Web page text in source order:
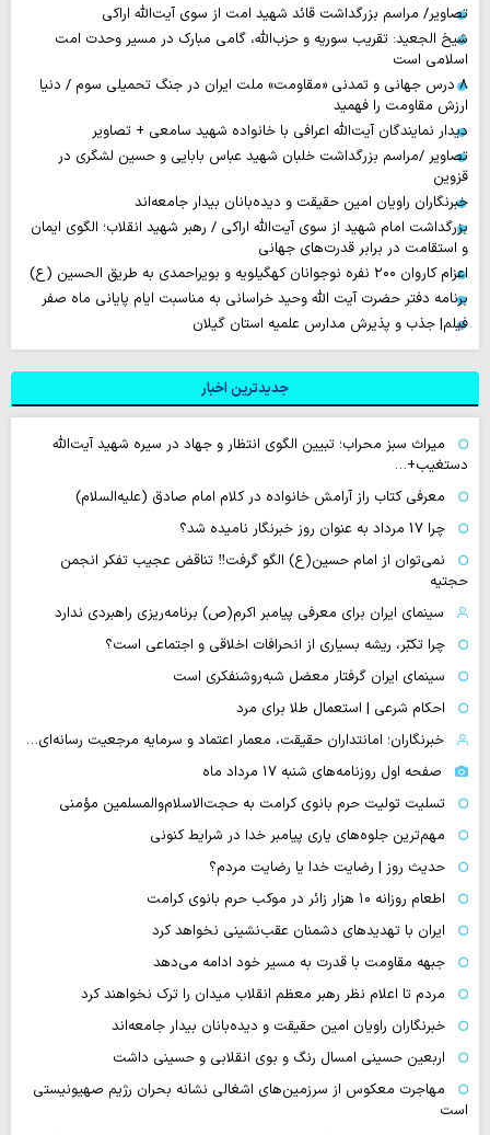
تصاویر/ مراسم بزرگداشت قائد شهید امت از سوی آیت‌الله اراکی
شیخ الجعید: تقریب سوریه و حزب‌الله، گامی مبارک در مسیر وحدت امت
اسلامی است
۸ درس جهانی و تمدنی «مقاومت» ملت ایران در جنگ تحمیلی سوم / دنیا
ارزش مقاومت را فهمید
دیدار نمایندگان آیت‌الله اعرافی با خانواده شهید سامعی + تصاویر
تصاویر /مراسم بزرگداشت خلبان شهید عباس بابایی و حسین لشگری در
قزوین
خبرنگاران راویان امین حقیقت و دیده‌بانان بیدار جامعه‌اند
بزرگداشت امام شهید از سوی آیت‌الله اراکی / رهبر شهید انقلاب؛ الگوی ایمان
و استقامت در برابر قدرت‌های جهانی
اعزام کاروان ۲۰۰ نفره نوجوانان کهگیلویه و بویراحمدی به طریق الحسین (ع)
برنامه دفتر حضرت آیت الله وحید خراسانی به مناسبت ایام پایانی ماه صفر
فیلم| جذب و پذیرش مدارس علمیه استان گیلان
جدیدترین اخبار
میراث سبز محراب؛ تبیین الگوی انتظار و جهاد در سیره شهید آیت‌الله
دستغیب+…
معرفی کتاب راز آرامش خانواده در کلام امام صادق (علیه‌السلام)
چرا 17 مرداد به عنوان روز خبرنگار نامیده شد؟
نمی‌توان از امام حسین(ع) الگو گرفت‼ تناقض عجیب تفکر انجمن
حجتیه
سینمای ایران برای معرفی پیامبر اکرم(ص) برنامه‌ریزی راهبردی ندارد
چرا تکبّر، ریشه بسیاری از انحرافات اخلاقی و اجتماعی است؟
سینمای ایران گرفتار معضل شبه‌روشنفکری است
احکام شرعی | استعمال طلا برای مرد
خبرنگاران؛ امانتداران حقیقت، معمار اعتماد و سرمایه مرجعیت رسانه‌ای…
صفحه اول روزنامه‌های شنبه ۱۷ مرداد ماه
تسلیت تولیت حرم بانوی کرامت به حجت‌الاسلام‌والمسلمین مؤمنی
مهم‌ترین جلوه‌های یاری پیامبر خدا در شرایط کنونی
حدیث روز | رضایت خدا یا رضایت مردم؟
اطعام روزانه ۱۰ هزار زائر در موکب حرم بانوی کرامت
ایران با تهدیدهای دشمنان عقب‌نشینی نخواهد کرد
جبهه مقاومت با قدرت به مسیر خود ادامه می‌دهد
مردم تا اعلام نظر رهبر معظم انقلاب میدان را ترک نخواهند کرد
خبرنگاران راویان امین حقیقت و دیده‌بانان بیدار جامعه‌اند
اربعین حسینی امسال رنگ و بوی انقلابی و حسینی داشت
مهاجرت معکوس از سرزمین‌های اشغالی نشانه بحران رژیم صهیونیستی
است